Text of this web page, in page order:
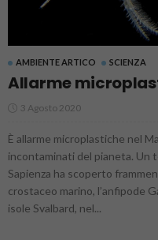
AMBIENTE ARTICO SCIENZA
Allarme
3 Agosto 2020
È allarme microplastiche nel
incontaminati del pianeta. Un
Sapienza ha scoperto
crostaceo marino, l’anfipode
isole Svalbard, nel...